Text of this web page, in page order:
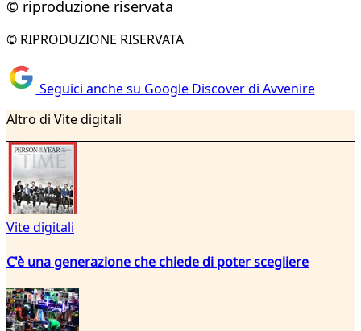
© riproduzione riservata
© RIPRODUZIONE RISERVATA
Seguici anche su Google Discover di Avvenire
Altro di Vite digitali
Vite digitali
C'è una generazione che chiede di poter scegliere